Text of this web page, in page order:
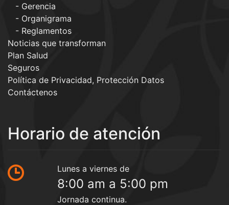
Gerencia
Organigrama
Reglamentos
Noticias que transforman
Plan Salud
Seguros
Política de Privacidad, Protección Datos
Contáctenos
Horario de atención
Lunes a viernes de
8:00 am a 5:00 pm
Jornada continua.